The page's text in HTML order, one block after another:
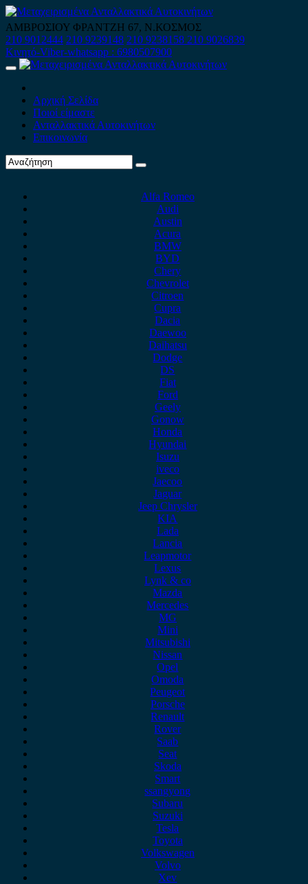
Skip
to
content
ΑΜΒΡΟΣΙΟΥ ΦΡΑΝΤΖΗ 67, Ν.ΚΟΣΜΟΣ
210 9012444 210 9239148 210 9238158 210 9026839
Κινητό-Viber-whatsapp : 6980507900
Primary
Αρχική Σελίδα
Ποιοί είμαστε
Ανταλλακτικά Αυτοκινήτων
Επικοινωνία
Alfa Romeo
Audi
Austin
Acura
BMW
BYD
Chery
Chevrolet
Citroen
Cupra
Dacia
Daewoo
Daihatsu
Dodge
DS
Fiat
Ford
Geely
Gonow
Honda
Hyundai
Isuzu
iveco
Jaecoo
Jaguar
Jeep Chrysler
KIA
Lada
Lancia
Leapmotor
Lexus
Lynk & co
Mazda
Mercedes
MG
Mini
Mitsubishi
Nissan
Opel
Omoda
Peugeot
Porsche
Renault
Rover
Saab
Seat
Skoda
Smart
ssangyong
Subaru
Suzuki
Tesla
Toyota
Volkswagen
Volvo
Xev